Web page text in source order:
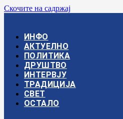
Скочите на садржај
ИНФО
АКТУЕЛНО
ПОЛИТИКА
ДРУШТВО
ИНТЕРВЈУ
ТРАДИЦИЈА
СВЕТ
ОСТАЛО